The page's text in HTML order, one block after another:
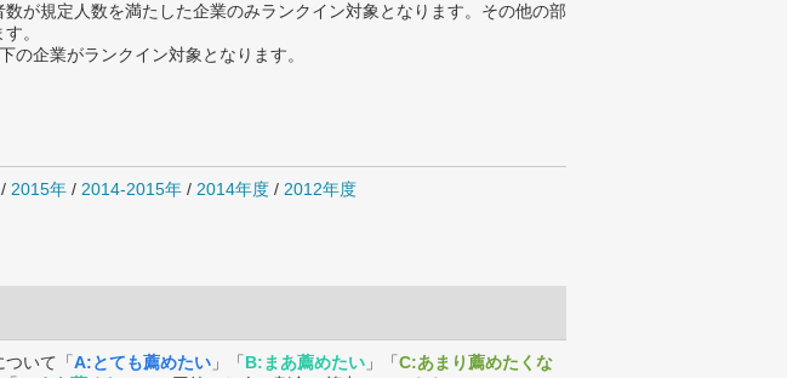
が規定人数を満たした企業のみランクイン対象となります。その他の部
。
企業がランクイン対象となります。
/ 2015年 / 2014-2015年 / 2014年度 / 2012年度
いて「A:とても薦めたい 」「B:まあ薦めたい 」「C:あまり薦めたくな